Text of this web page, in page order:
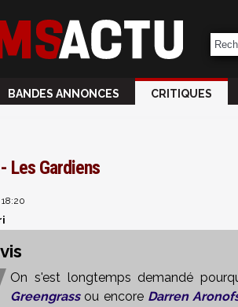
BANDES ANNONCES CRITIQUES
Les Gardiens
On s'est longtemps demandé
Greengrassou encore Darren